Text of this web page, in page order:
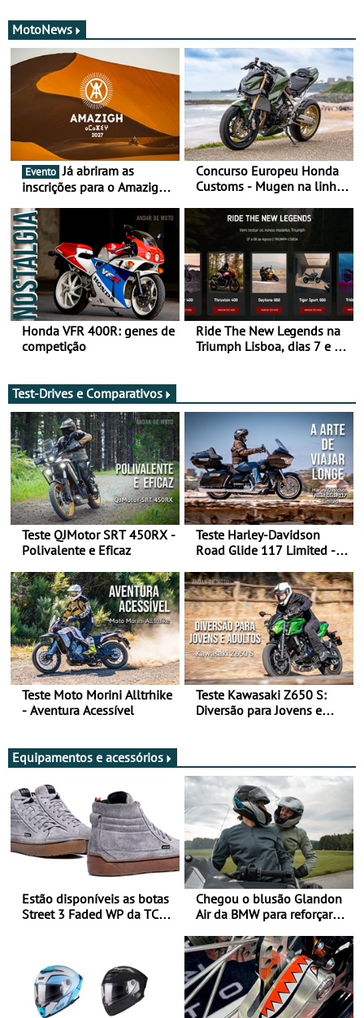
MotoNews
Evento Já abriram as
inscrições para o Amazigh
Marrocos, de 23 abril a 1
maio - The ultimate
experience in Morocco
Concurso Europeu Honda
Customs - Mugen na linha
ganhar
Honda VFR 400R: genes de
competição
Ride The New Legends na
Triumph Lisboa, dias 7 e 8
Test-Drives e Comparativos
Teste QJMotor SRT 450RX -
Polivalente e Eficaz
Teste Harley-Davidson
Road Glide 117 Limited - A
Teste Moto Morini Alltrhike
- Aventura Acessível
Teste Kawasaki Z650 S:
Diversão para Jovens e
Equipamentos e acessórios
Estão disponíveis as botas
Street 3 Faded WP da TCX
Chegou o blusão Glandon
Air da BMW para reforçar
verão